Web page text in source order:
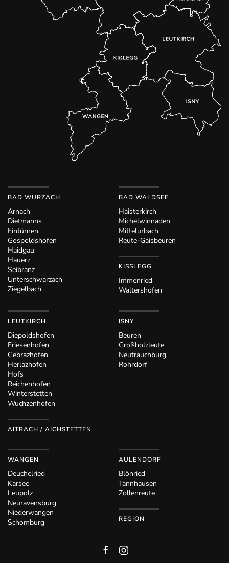
BAD WURZACH
Arnach
Dietmanns
Eintürnen
Gospoldshofen
Haidgau
Hauerz
Seibranz
Unterschwarzach
Ziegelbach
BAD WALDSEE
Haisterkirch
Michelwinnaden
Mittelurbach
Reute-Gaisbeuren
KISSLEGG
Immenried
Waltershofen
LEUTKIRCH
Diepoldshofen
Friesenhofen
Gebrazhofen
Herlazhofen
Hofs
Reichenhofen
Winterstetten
Wuchzenhofen
AITRACH / AICHSTETTEN
ISNY
Beuren
Großholzleute
Neutrauchburg
Rohrdorf
WANGEN
Deuchelried
Karsee
Leupolz
Neuravensburg
Niederwangen
Schomburg
AULENDORF
Blönried
Tannhausen
Zollenreute
REGION